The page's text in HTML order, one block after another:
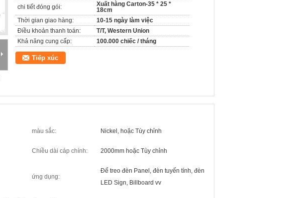
chi tiết đóng gói:
Xuất hàng Carton-35 * 25 *
18cm
Thời gian giao hàng:
10-15 ngày làm việc
Điều khoản thanh toán:
T/T, Western Union
Khả năng cung cấp:
100.000 chiếc / tháng
Tiếp xúc
màu sắc: Nickel, hoặc Tùy chỉnh
Chiều dài cáp chính: 2000mm hoặc Tùy chỉnh
ứng dụng:
Để treo đèn Panel, đèn tuyến tính, đèn
LED Sign, Billboard vv